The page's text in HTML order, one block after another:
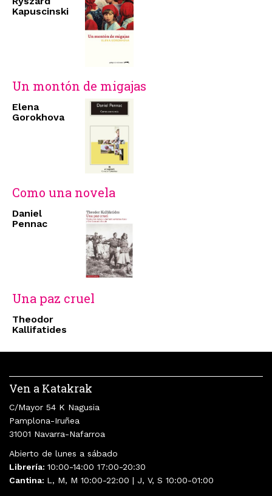
Kapuscinski
Un montón de migajas
Elena
Gorokhova
Como una novela
Daniel
Pennac
Una paz cruel
Theodor
Kallifatides
Ven a Katakrak
C/Mayor 54 K Nagusia
Pamplona-Iruñea
31001 Navarra-Nafarroa
Abierto de lunes a sábado
Librería: 10:00-14:00 17:00-20:30
Cantina: L, M, M 10:00-22:00 | J, V, S 10:00-01:00